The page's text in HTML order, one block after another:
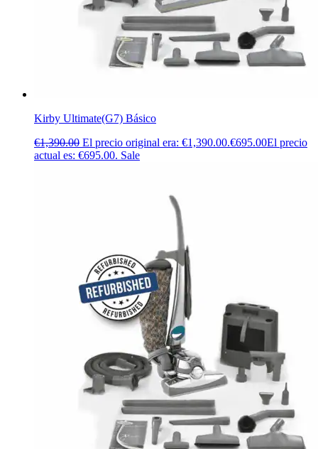
Kirby Ultimate(G7) Básico
€1,390.00 El precio original era: €1,390.00.€695.00El precio
actual es: €695.00. Sale